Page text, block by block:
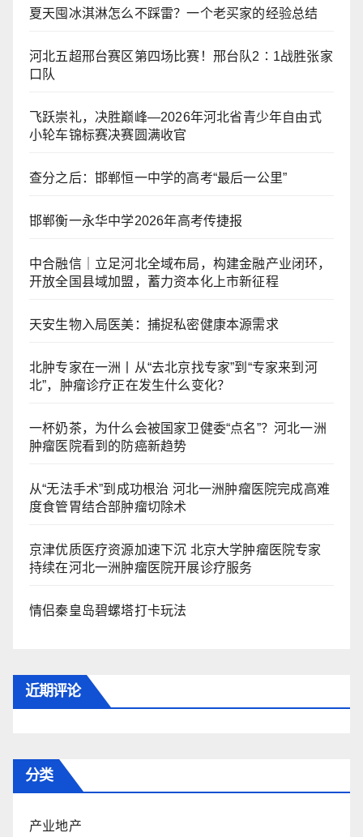
夏天囤冰淇淋怎么不踩雷？一个老买家的经验总结
河北五超邢台赛区第四场比赛！邢台队2∶1战胜张家
口队
飞跃崇礼，决胜巅峰—2026年河北省青少年自由式
小轮车锦标赛决赛圆满收官
查分之后：邯郸恒一中学的高考“最后一公里”
邯郸衡一永华中学2026年高考传捷报
中合融信｜立足河北全域布局，构建金融产业闭环，
开放全国县域加盟，蓄力资本化上市新征程
天安生物入局医美：捕捉私密健康本源需求
北肿专家在一洲丨从“去北京找专家”到“专家来到河
北”，肿瘤诊疗正在发生什么变化？
一杯奶茶，为什么会被国家卫健委“点名”？河北一洲
肿瘤医院看到的防癌新趋势
从“无法手术”到成功根治 河北一洲肿瘤医院完成高难
度食管胃结合部肿瘤切除术
京津优质医疗资源加速下沉 北京大学肿瘤医院专家
持续在河北一洲肿瘤医院开展诊疗服务
情侣秦皇岛碧螺塔打卡玩法
近期评论
分类
产业地产